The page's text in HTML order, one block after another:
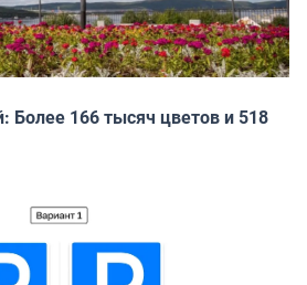
Более 166 тысяч цветов и 518